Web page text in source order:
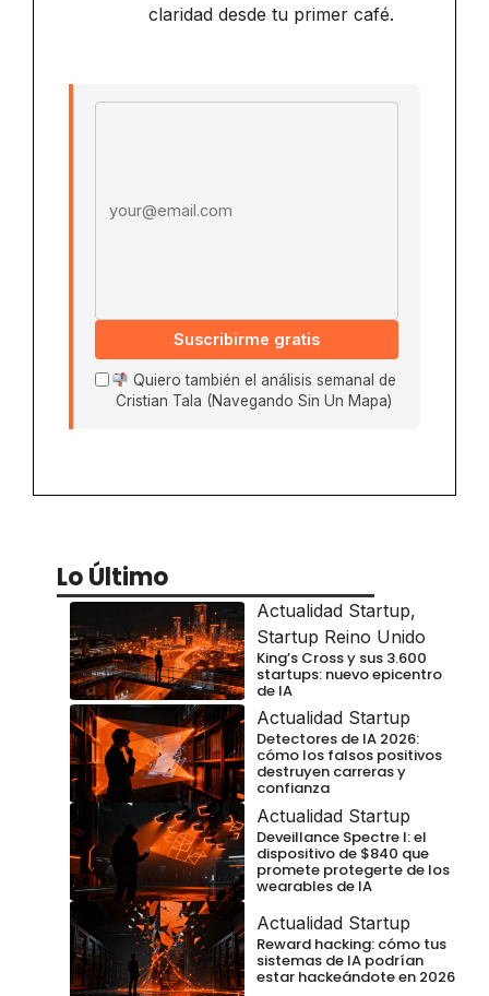
claridad desde tu primer café.
Suscribirme gratis
Quiero también el análisis semanal de
Cristian Tala (Navegando Sin Un Mapa)
Lo Último
Actualidad Startup,
Startup Reino Unido
King’s Cross y sus 3.600
startups: nuevo epicentro
de IA
Actualidad Startup
Detectores de IA 2026:
cómo los falsos positivos
destruyen carreras y
confianza
Actualidad Startup
Deveillance Spectre I: el
dispositivo de $840 que
promete protegerte de los
wearables de IA
Actualidad Startup
Reward hacking: cómo tus
sistemas de IA podrían
estar hackeándote en 2026